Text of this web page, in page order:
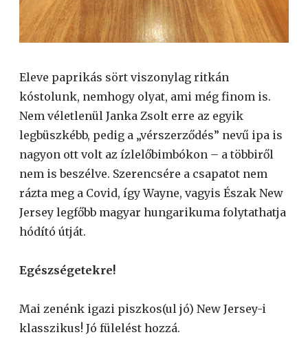
Eleve paprikás sört viszonylag ritkán
kóstolunk, nemhogy olyat, ami még finom is.
Nem véletlenül Janka Zsolt erre az egyik
legbüszkébb, pedig a „vérszerződés” nevű ipa is
nagyon ott volt az ízlelőbimbókon – a többiről
nem is beszélve. Szerencsére a csapatot nem
rázta meg a Covid, így Wayne, vagyis Észak New
Jersey legfőbb magyar hungarikuma folytathatja
hódító útját.
Egészségetekre!
Mai zenénk igazi piszkos(ul jó) New Jersey-i
klasszikus! Jó fülelést hozzá.